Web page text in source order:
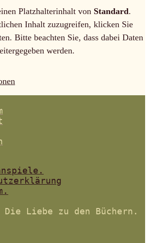
Platzhalterinhalt von Standard.
Inhalt zuzugreifen, klicken Sie
Bitte beachten Sie, dass dabei Daten
werden.
Die Liebe zu den Büchern.